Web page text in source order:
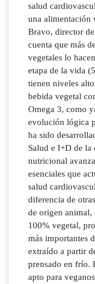
salud
una alimentación
Bravo, director
cuenta que más
vegetales lo
etapa de la vida
tienen niveles
bebida vegetal
Omega 3, como
evolución lógica
ha sido
Salud e I+D de la
nutricional
esenciales que
salud
diferencia de
de origen animal,
100% vegetal,
más importantes
extraído a partir
prensado en frío.
apto para